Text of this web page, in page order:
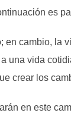
es
cambio, la
una vida
crear los
en este